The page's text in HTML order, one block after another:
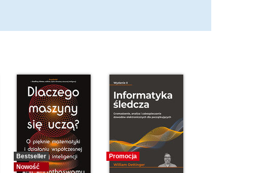
Bestseller
Nowość
Promocja